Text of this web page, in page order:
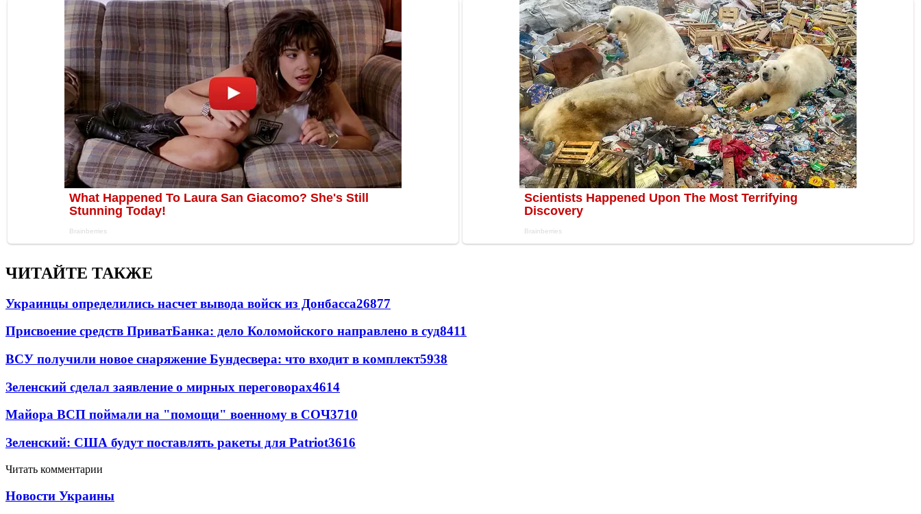
ЧИТАЙТЕ ТАКЖЕ
Украинцы определились насчет вывода войск из Донбасса26877
Присвоение средств ПриватБанка: дело Коломойского направлено в суд8411
ВСУ получили новое снаряжение Бундесвера: что входит в комплект5938
Зеленский сделал заявление о мирных переговорах4614
Майора ВСП поймали на "помощи" военному в СОЧ3710
Зеленский: США будут поставлять ракеты для Patriot3616
Читать комментарии
Новости Украины